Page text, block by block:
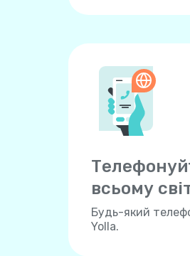
всьому
Будь-який
Yolla.